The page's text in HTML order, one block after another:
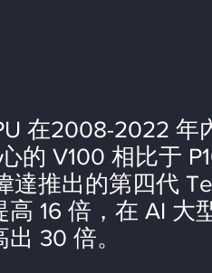
在2008-2022
的 V100 相比于
達推出的第四代
高 16 倍，在 AI
30 倍。